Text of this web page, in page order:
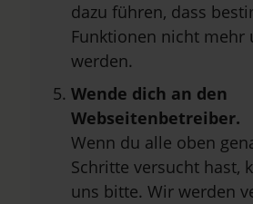
dazu führen, dass
Funktionen nicht mehr
werden.
Wende dich an den
Webseitenbetreiber.
Wenn du alle oben
Schritte versucht hast,
uns bitte. Wir werden